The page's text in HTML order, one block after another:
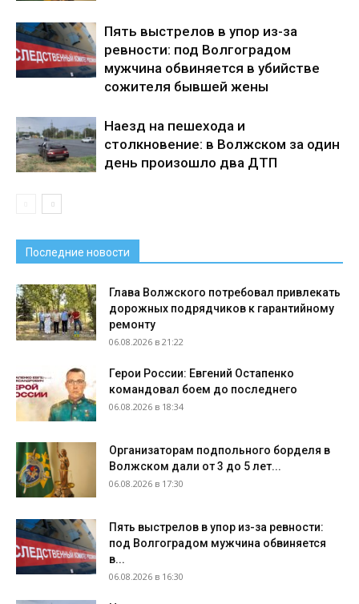
Пять выстрелов в упор из-за
ревности: под Волгоградом
мужчина обвиняется в убийстве
сожителя бывшей жены
Наезд на пешехода и
столкновение: в Волжском за один
день произошло два ДТП
Последние новости
Глава Волжского потребовал привлекать
дорожных подрядчиков к гарантийному
ремонту
06.08.2026 в 21:22
Герои России: Евгений Остапенко
командовал боем до последнего
06.08.2026 в 18:34
Организаторам подпольного борделя в
Волжском дали от 3 до 5 лет...
06.08.2026 в 17:30
Пять выстрелов в упор из-за ревности:
под Волгоградом мужчина обвиняется
в...
06.08.2026 в 16:30